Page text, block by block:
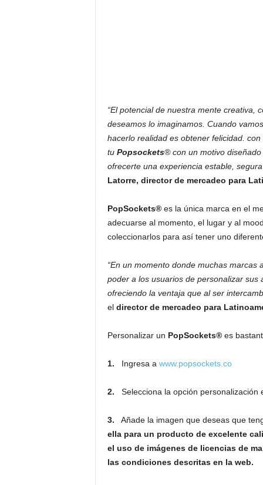
“El potencial de nuestra mente creativa,
deseamos lo imaginamos. Cuando
hacerlo realidad es obtener felicidad. con
tu Popsockets® con un motivo
ofrecerte una experiencia estable,
Latorre, director de mercadeo para
PopSockets®es la única marca en el
adecuarse al momento, el lugar y al
coleccionarlos para así tener uno
“En un momento donde muchas
poder a los usuarios de personalizar sus
ofreciendo la ventaja que al ser
el director de mercadeo para
Personalizar un PopSockets® es
1. Ingresa a www.popsockets.co
2. Selecciona la opción personalización
3. Añade la imagen que deseas que
ella para un producto de excelente
el uso de imágenes de licencias de
las condiciones descritas en la web.